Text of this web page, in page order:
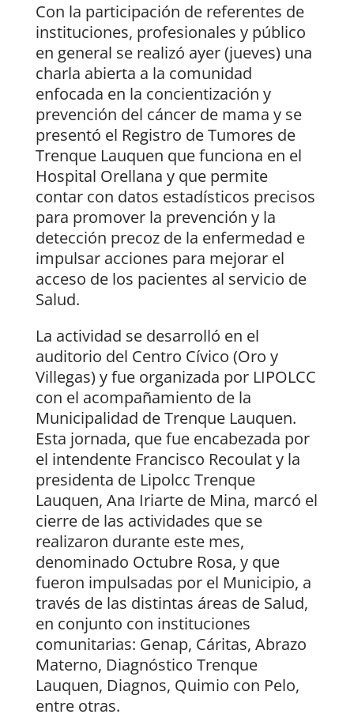
Con la participación de referentes de
instituciones, profesionales y público
en general se realizó ayer (jueves) una
charla abierta a la comunidad
enfocada en la concientización y
prevención del cáncer de mama y se
presentó el Registro de Tumores de
Trenque Lauquen que funciona en el
Hospital Orellana y que permite
contar con datos estadísticos precisos
para promover la prevención y la
detección precoz de la enfermedad e
impulsar acciones para mejorar el
acceso de los pacientes al servicio de
Salud.
La actividad se desarrolló en el
auditorio del Centro Cívico (Oro y
Villegas) y fue organizada por LIPOLCC
con el acompañamiento de la
Municipalidad de Trenque Lauquen.
Esta jornada, que fue encabezada por
el intendente Francisco Recoulat y la
presidenta de Lipolcc Trenque
Lauquen, Ana Iriarte de Mina, marcó el
cierre de las actividades que se
realizaron durante este mes,
denominado Octubre Rosa, y que
fueron impulsadas por el Municipio, a
través de las distintas áreas de Salud,
en conjunto con instituciones
comunitarias: Genap, Cáritas, Abrazo
Materno, Diagnóstico Trenque
Lauquen, Diagnos, Quimio con Pelo,
entre otras.